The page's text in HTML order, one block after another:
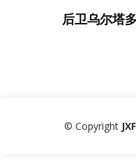
后卫乌尔塔
© Copyright